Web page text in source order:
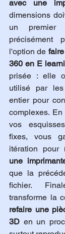
avec une
dimensions
un premier
précisément
l'option de
360 en E
prisée : elle
utilisé par
entier pour
complexes.
vos
fixes, vous
itération pour
une
que la
fichier.
refaire une
3D en un